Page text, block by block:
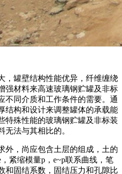
，罐壁结构性能优异，纤维缠绕
强材料来高速玻璃钢贮罐及非标
不同介质和工作条件的需要。通
结构和设计来调整罐体的承载能
特殊性能的玻璃钢贮罐及非标装
无法与其相比的。
外，尚应包含土层的组成，土的
紧缩模量p，e~p联系曲线，笔
和固结系数，固结压力和孔隙比